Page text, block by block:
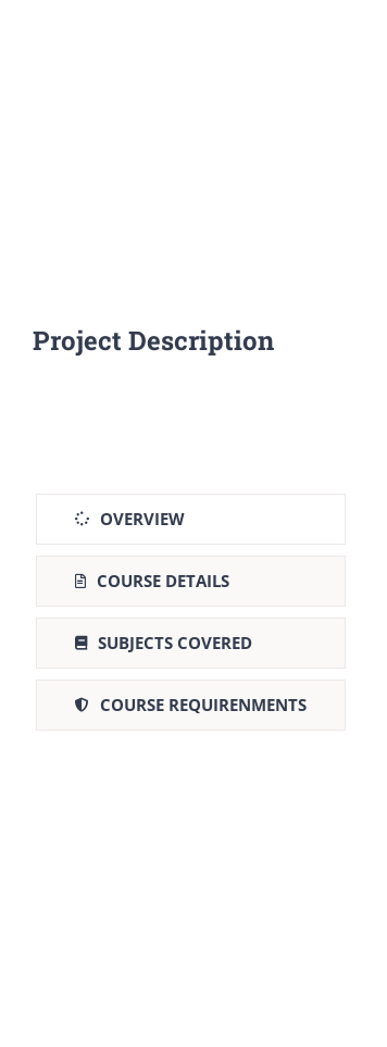
Project Description
OVERVIEW
COURSE DETAILS
SUBJECTS COVERED
COURSE REQUIRENMENTS